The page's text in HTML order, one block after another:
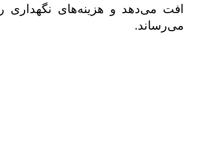
افت می‌دهد و هزینه‌های نگهداری
می‌رساند.